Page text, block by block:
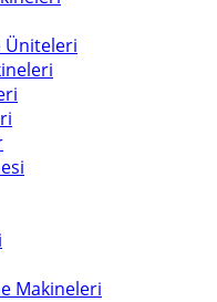
Üniteleri
Makineleri